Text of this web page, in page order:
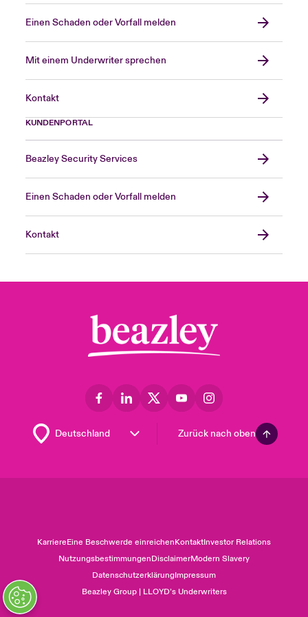
Einen Schaden oder Vorfall melden
Mit einem Underwriter sprechen
Kontakt
KUNDENPORTAL
Beazley Security Services
Einen Schaden oder Vorfall melden
Kontakt
Zurück nach oben
KarriereEine Beschwerde einreichenKontaktInvestor Relations
NutzungsbestimmungenDisclaimerModern Slavery
DatenschutzerklärungImpressum
Beazley Group | LLOYD’s Underwriters